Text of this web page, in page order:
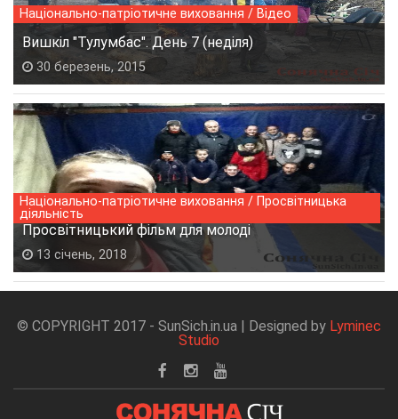
Національно-патріотичне виховання / Відео
Вишкіл "Тулумбас". День 7 (неділя)
30 березень, 2015
Національно-патріотичне виховання / Просвітницька
діяльність
Просвітницький фільм для молоді
13 січень, 2018
© COPYRIGHT 2017 - SunSich.in.ua | Designed by Lyminec
Studio